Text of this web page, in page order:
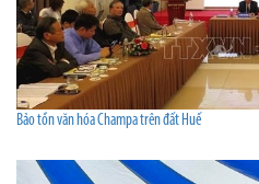
Bảo tồn văn hóa Champa trên đất Huế